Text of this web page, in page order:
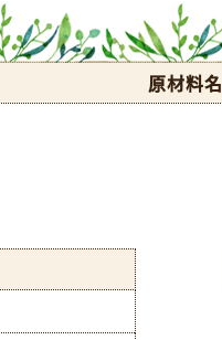
原材料名